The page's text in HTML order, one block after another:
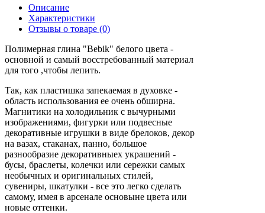
Описание
Характеристики
Отзывы о товаре (0)
Полимерная глина "Bebik" белого цвета -
основной и самый восстребованный материал
для того ,чтобы лепить.
Так, как пластишка запекаемая в духовке -
область использования ее очень обширна.
Магнитики на холодильник с вычурными
изображениями, фигурки или подвесные
декоративные игрушки в виде брелоков, декор
на вазах, стаканах, панно, большое
разнообразие декоративныех украшений -
бусы, браслеты, колечки или сережки самых
необычных и оригинальных стилей,
сувениры, шкатулки - все это легко сделать
самому, имея в арсенале основыне цвета или
новые оттенки.